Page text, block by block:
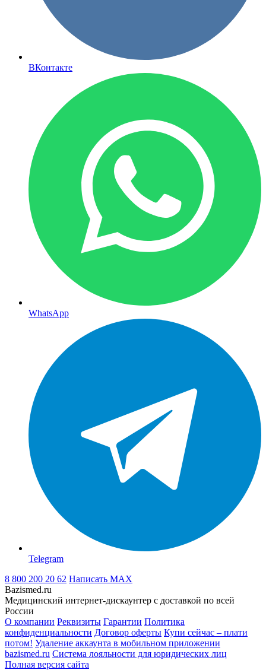
ВКонтакте
WhatsApp
Telegram
8 800 200 20 62 Написать MAX
Bazismed.ru
Медицинский интернет-дискаунтер с доставкой по всей
России
О компании Реквизиты Гарантии Политика
конфиденциальности Договор оферты Купи сейчас – плати
потом! Удаление аккаунта в мобильном приложении
bazismed.ru Система лояльности для юридических лиц
Полная версия сайта